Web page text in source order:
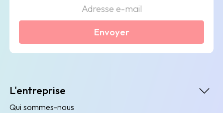
Envoyer
L'entreprise
Qui sommes-nous